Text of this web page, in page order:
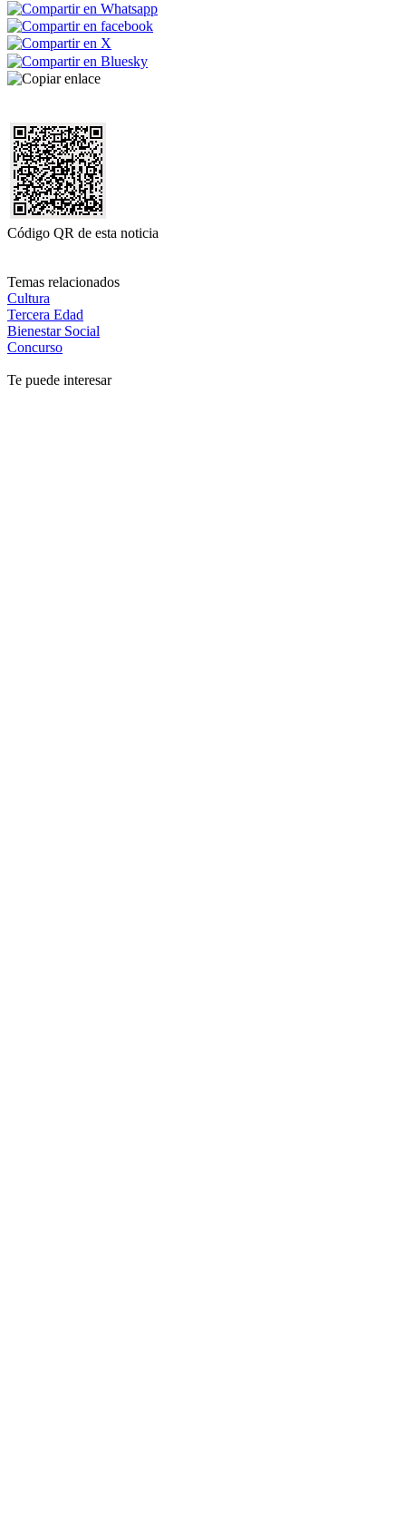
Código QR de esta noticia
Temas relacionados
Cultura
Tercera Edad
Bienestar Social
Concurso
Te puede interesar